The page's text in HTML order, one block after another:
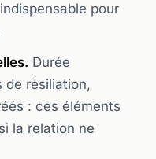
pour
Durée
de résiliation,
: ces éléments
la relation ne